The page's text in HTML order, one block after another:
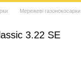
Мережеві газонокосарки
3.22 SE